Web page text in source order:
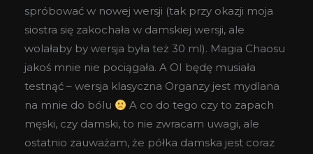
spróbować w nowej wersji (tak przy okazji moja
siostra się zakochała w damskiej wersji, ale
wolałaby by wersja była też 30 ml). Magia Chaosu
jakoś mnie nie pociągała. A OI będę musiała
testnąć – wersja klasyczna Organzy jest mydlana
na mnie do bólu
A co do tego czy to zapach
męski, czy damski, to nie zwracam uwagi, ale
ostatnio zauważam, że półka damska jest coraz